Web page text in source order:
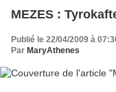
MEZES :
Publié le 22/04/2009 à
Par MaryAthenes